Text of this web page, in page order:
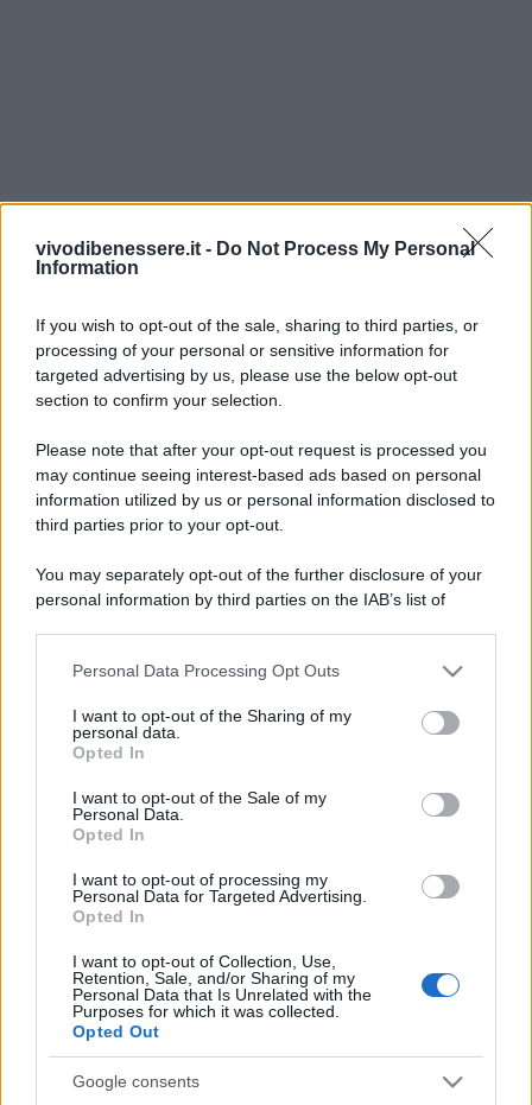
vivodibenessere.it - Do Not Process My Personal
Information
If you wish to opt-out of the sale, sharing to third parties, or
processing of your personal or sensitive information for
targeted advertising by us, please use the below opt-out
section to confirm your selection.
Please note that after your opt-out request is processed you
may continue seeing interest-based ads based on personal
information utilized by us or personal information disclosed to
third parties prior to your opt-out.
You may separately opt-out of the further disclosure of your
personal information by third parties on the IAB’s list of
This information may also be disclosed by us to third parties
disclose it to other third parties.
Please note that this website/app uses one or more Google
services and may gather and store information including but
not limited to your visit or usage behaviour. You may click to
grant or deny consent to Google and its third-party tags to
consent section.
Personal Data Processing Opt Outs
I want to opt-out of the Sharing of my
personal data.
Opted In
I want to opt-out of the Sale of my
Personal Data.
Opted In
I want to opt-out of processing my
Personal Data for Targeted Advertising.
Opted In
I want to opt-out of Collection, Use,
Retention, Sale, and/or Sharing of my
Personal Data that Is Unrelated with the
Purposes for which it was collected.
Opted Out
Google consents